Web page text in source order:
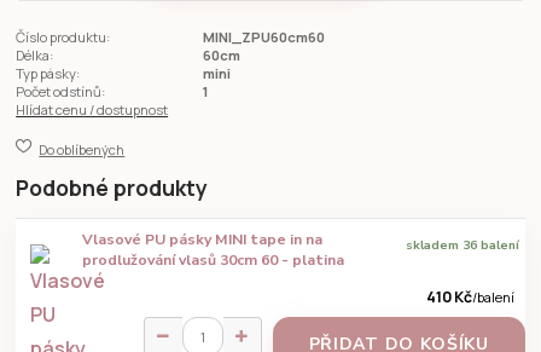
Číslo produktu:
MINI_ZPU60cm60
Délka:
60cm
Typ pásky:
mini
Počet odstínů:
1
Hlídat cenu / dostupnost
Do oblíbených
Podobné produkty
Vlasové PU pásky MINI tape in na
prodlužování vlasů 30cm 60 - platina
410 Kč/balení
skladem 36 balení
PŘIDAT DO KOŠÍKU